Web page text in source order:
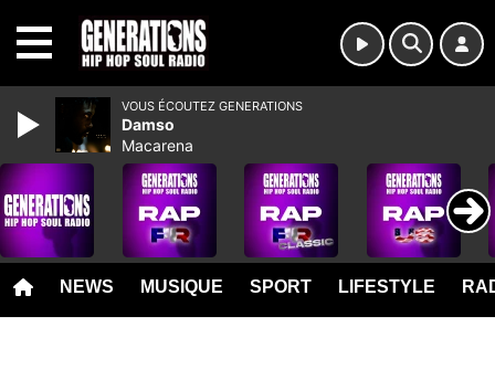
NEWS MUSIQUE SPORT LIFESTYLE
VOUS ÉCOUTEZ GENERATIONS
Damso
Macarena